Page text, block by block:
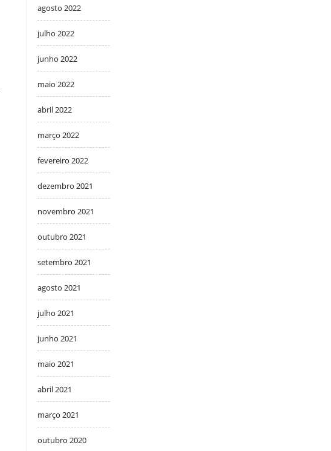
agosto 2022
julho 2022
junho 2022
maio 2022
abril 2022
março 2022
fevereiro 2022
dezembro 2021
novembro 2021
outubro 2021
setembro 2021
agosto 2021
julho 2021
junho 2021
maio 2021
abril 2021
março 2021
outubro 2020